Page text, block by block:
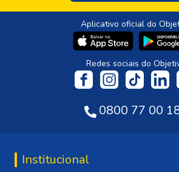
Aplicativo oficial do
Redes sociais do
0800 77 00
Institucional